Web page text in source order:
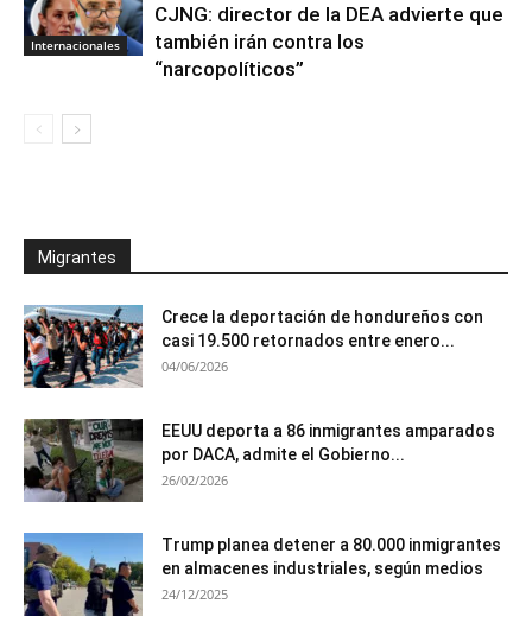
Internacionales
CJNG: director de la DEA advierte que
también irán contra los
“narcopolíticos”
Migrantes
Crece la deportación de hondureños con
casi 19.500 retornados entre enero...
04/06/2026
EEUU deporta a 86 inmigrantes amparados
por DACA, admite el Gobierno...
26/02/2026
Trump planea detener a 80.000 inmigrantes
en almacenes industriales, según medios
24/12/2025